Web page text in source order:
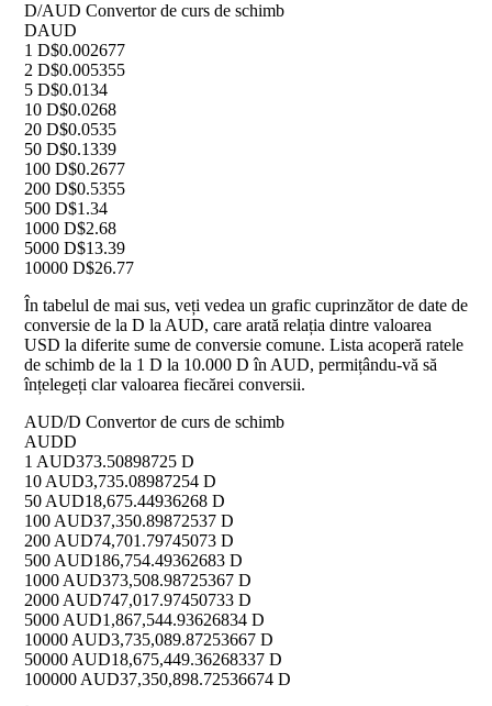
D/AUD Convertor de curs de schimb
DAUD
1 D$0.002677
2 D$0.005355
5 D$0.0134
10 D$0.0268
20 D$0.0535
50 D$0.1339
100 D$0.2677
200 D$0.5355
500 D$1.34
1000 D$2.68
5000 D$13.39
10000 D$26.77
În tabelul de mai sus, veți vedea un grafic cuprinzător de date de
conversie de la D la AUD, care arată relația dintre valoarea
USD la diferite sume de conversie comune. Lista acoperă ratele
de schimb de la 1 D la 10.000 D în AUD, permițându-vă să
înțelegeți clar valoarea fiecărei conversii.
AUD/D Convertor de curs de schimb
AUDD
1 AUD373.50898725 D
10 AUD3,735.08987254 D
50 AUD18,675.44936268 D
100 AUD37,350.89872537 D
200 AUD74,701.79745073 D
500 AUD186,754.49362683 D
1000 AUD373,508.98725367 D
2000 AUD747,017.97450733 D
5000 AUD1,867,544.93626834 D
10000 AUD3,735,089.87253667 D
50000 AUD18,675,449.36268337 D
100000 AUD37,350,898.72536674 D